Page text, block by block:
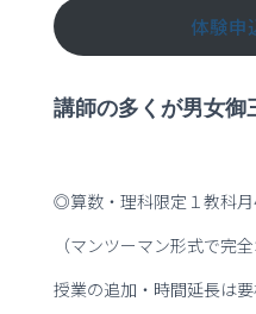
体験申
講師の多くが男女御
◎算数・理科限定１教科
（マンツーマン形式で完
授業の追加・時間延長は